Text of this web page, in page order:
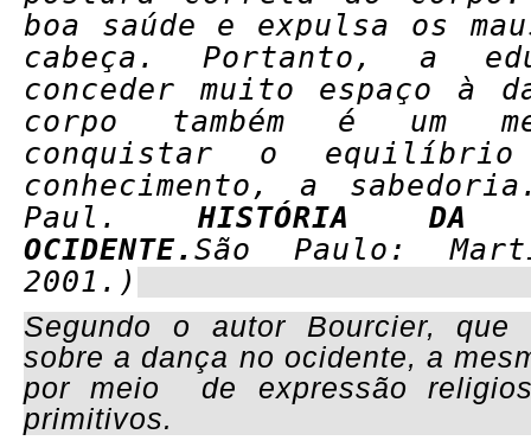
boa saúde e expulsa os
cabeça. Portanto, a
conceder muito espaço à
corpo também é um
conquistar o
conhecimento, a
Paul. HISTÓRIA DA
OCIDENTE. São Paulo:
2001.)
Segundo o autor Bourcier, que
sobre a dança no ocidente, a
por meio de expressão
primitivos.